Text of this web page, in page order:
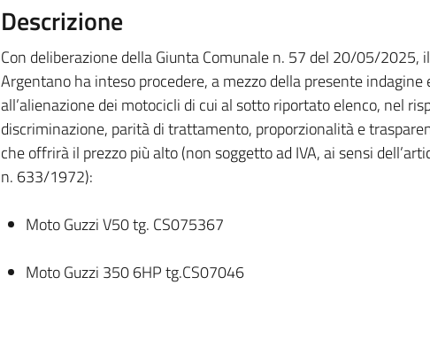
Descrizione
Con deliberazione della Giunta Comunale n. 57 del 20/05/2025,
Argentano ha inteso procedere, a mezzo della presente
all’alienazione dei motocicli di cui al sotto riportato elenco, nel
discriminazione, parità di trattamento, proporzionalità e
che offrirà il prezzo più alto (non soggetto ad IVA, ai sensi
n. 633/1972):
Moto Guzzi V50 tg. CS075367
Moto Guzzi 350 6HP tg.CS07046